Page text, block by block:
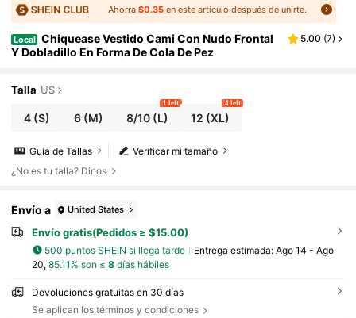
Ahorra $0.35en este artículo después de unirte.
Local Chiquease Vestido Cami Con Nudo Frontal
Y Dobladillo En Forma De Cola De Pez
5.00 (7)
Talla US
4 (S) 6 (M) 8/10(L)
1 left
12 (XL)
4 left
Verificar mi tamaño
Guía de Tallas
¿No es tu talla? Dinos
Envío a United States
Envío gratis(Pedidos ≥ $15.00)
500 puntos SHEIN si llega tarde Entrega estimada: Ago 14 - Ago
20, 85.11% son ≤ 8días hábiles
Devoluciones gratuitas en 30 días
Se aplican los términos y condiciones